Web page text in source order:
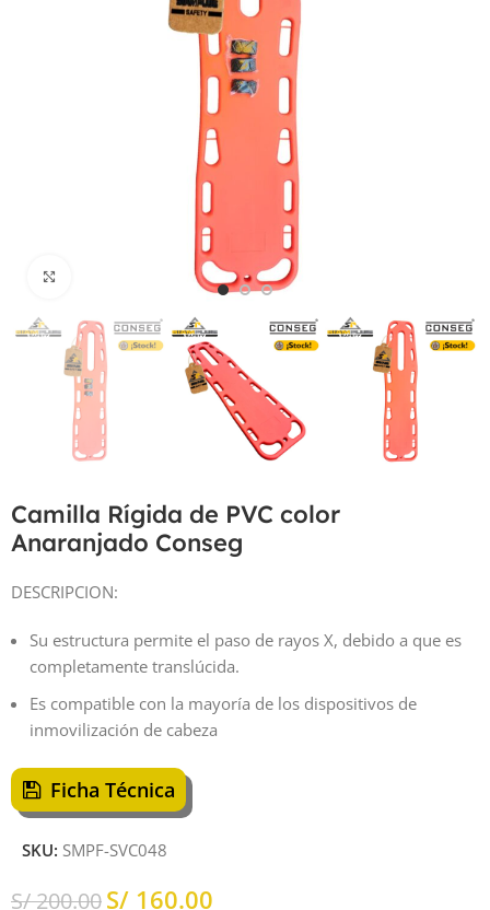
Haga Click para agrandar
Camilla Rígida de PVC color
Anaranjado Conseg
DESCRIPCION:
Su estructura permite el paso de rayos X, debido a que es
completamente translúcida.
Es compatible con la mayoría de los dispositivos de
inmovilización de cabeza
Ficha Técnica
SKU: SMPF-SVC048
S/200.00S/ 160.00